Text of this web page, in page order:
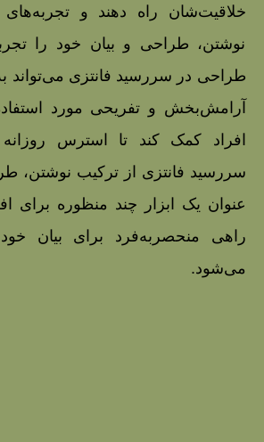
خلاقیت‌شان راه دهند و
نوشتن، طراحی و بیان خود را
طراحی در سررسید فانتزی می‌تواند
آرامش‌بخش و تفریحی مورد
افراد کمک کند تا استرس
سررسید فانتزی از ترکیب نوشتن،
عنوان یک ابزار چند منظوره برای
راهی منحصربه‌فرد برای بیان خود
می‌شود.